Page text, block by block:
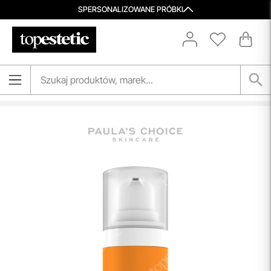
SPERSONALIZOWANE PRÓBKI
Porady Kosmetologów
indywidualnej konsultacji kosmetologicznej, która
Naszym celem jest zapewnienie błyskawicznej i
efektywnej realizacji zamówień w naszym sklepie. Dzięki
technologicznie systemom IT, zamówienia są zazwyczaj
wysyłane i dostarczane w ciągu zaledwie